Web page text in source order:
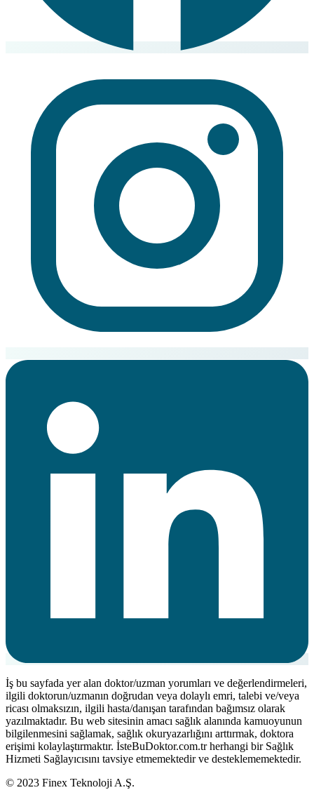
İş bu sayfada yer alan doktor/uzman yorumları ve değerlendirmeleri,
ilgili doktorun/uzmanın doğrudan veya dolaylı emri, talebi ve/veya
ricası olmaksızın, ilgili hasta/danışan tarafından bağımsız olarak
yazılmaktadır. Bu web sitesinin amacı sağlık alanında kamuoyunun
bilgilenmesini sağlamak, sağlık okuryazarlığını arttırmak, doktora
erişimi kolaylaştırmaktır. İsteBuDoktor.com.tr herhangi bir Sağlık
Hizmeti Sağlayıcısını tavsiye etmemektedir ve desteklememektedir.
© 2023 Finex Teknoloji A.Ş.